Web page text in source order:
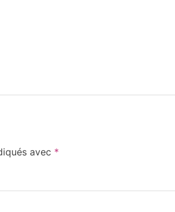
avec *